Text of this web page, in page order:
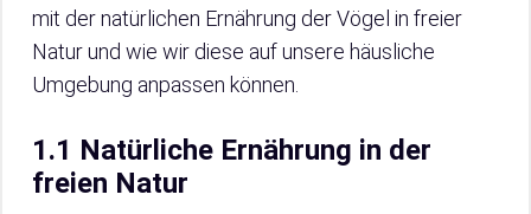
mit der natürlichen Ernährung der Vögel in freier
Natur und wie wir diese auf unsere häusliche
Umgebung anpassen können.
1.1 Natürliche Ernährung in der
freien Natur